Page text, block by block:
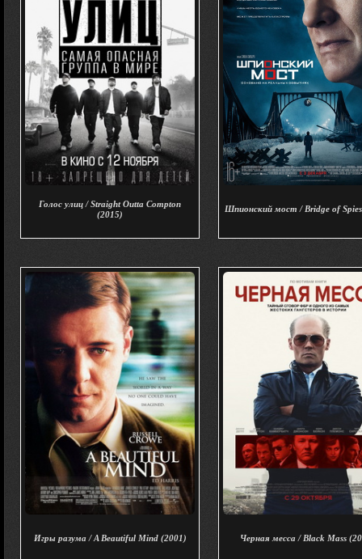
Голос улиц / Straight Outta Compton
(2015)
Шпионский мост / Bridge of
Игры разума / A Beautiful Mind (2001) Черная месса / Black Mass